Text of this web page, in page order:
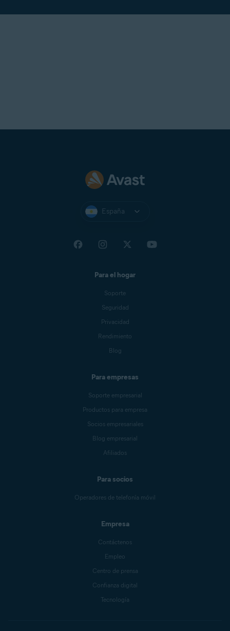
España
Para el hogar
Soporte
Seguridad
Privacidad
Rendimiento
Blog
Para empresas
Soporte empresarial
Productos para empresa
Socios empresariales
Blog empresarial
Afiliados
Para socios
Operadores de telefonía móvil
Empresa
Contáctenos
Empleo
Centro de prensa
Confianza digital
Tecnología